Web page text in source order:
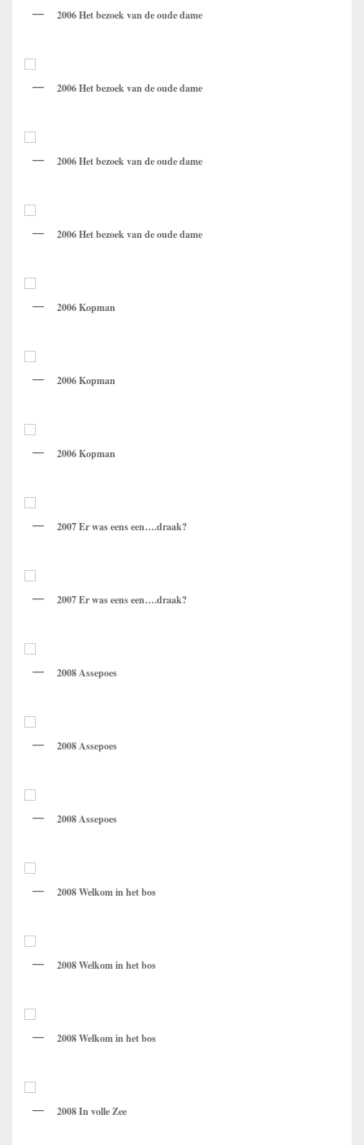
2006 Het bezoek van de oude dame
2006 Het bezoek van de oude dame
2006 Het bezoek van de oude dame
2006 Het bezoek van de oude dame
2006 Kopman
2006 Kopman
2006 Kopman
2007 Er was eens een….draak?
2007 Er was eens een….draak?
2008 Assepoes
2008 Assepoes
2008 Assepoes
2008 Welkom in het bos
2008 Welkom in het bos
2008 Welkom in het bos
2008 In volle Zee